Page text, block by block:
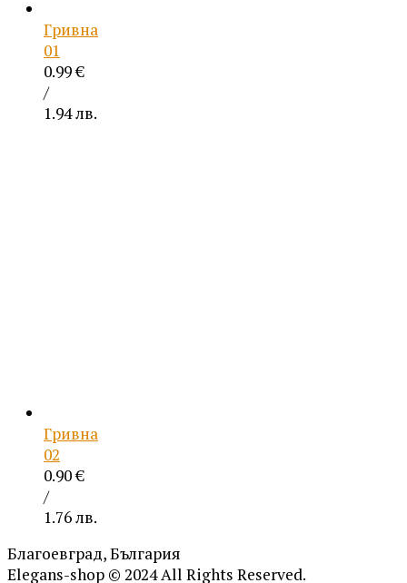
Гривна
01
0.99€
/
1.94 лв.
Гривна
02
0.90€
/
1.76 лв.
Благоевград, България
Elegans-shop © 2024 All Rights Reserved.